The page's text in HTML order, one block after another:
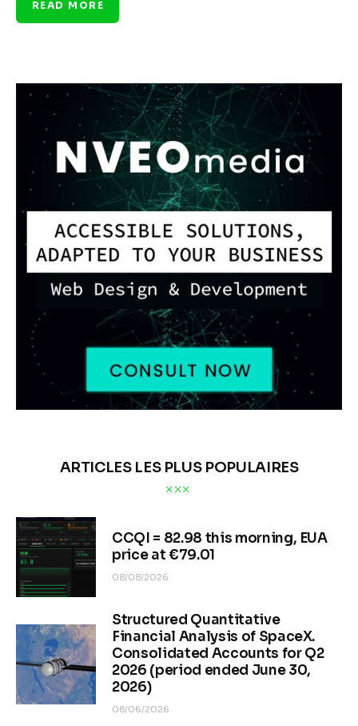
READ MORE
ARTICLES LES PLUS POPULAIRES
CCQI = 82.98 this morning, EUA
price at €79.01
08/08/2026
Structured Quantitative
Financial Analysis of SpaceX.
Consolidated Accounts for Q2
2026 (period ended June 30,
2026)
08/06/2026